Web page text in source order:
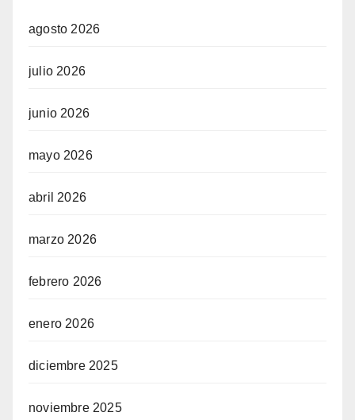
agosto 2026
julio 2026
junio 2026
mayo 2026
abril 2026
marzo 2026
febrero 2026
enero 2026
diciembre 2025
noviembre 2025